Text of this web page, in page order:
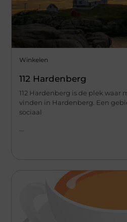
Winkelen
112 Hardenberg
112 Hardenberg is de plek waar
vinden in Hardenberg. Een
sociaal